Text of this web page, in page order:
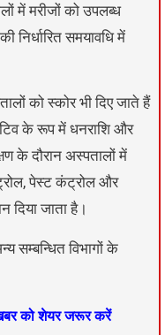
में मरीजों को उपलब्ध
निर्धारित समयावधि में
को स्कोर भी दिए जाते हैं
के रूप में धनराशि और
के दौरान अस्पतालों में
पेस्ट कंट्रोल और
दिया जाता है।
सम्बन्धित विभागों के
को शेयर जरूर करें